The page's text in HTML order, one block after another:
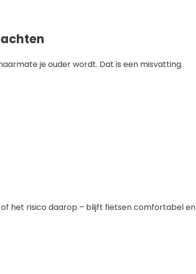
je ouder wordt. Dat is een misvatting.
het risico daarop – blijft fietsen comfortabel en